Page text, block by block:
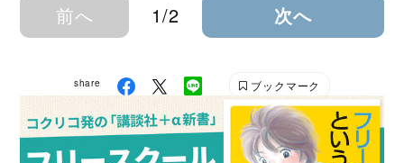
前へ 1/2 次へ
share ブックマーク